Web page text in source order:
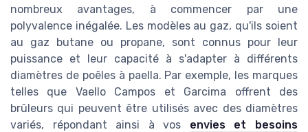
nombreux avantages, à commencer par une
polyvalence inégalée. Les modèles au gaz, qu'ils soient
au gaz butane ou propane, sont connus pour leur
puissance et leur capacité à s'adapter à différents
diamètres de poêles à paella. Par exemple, les marques
telles que Vaello Campos et Garcima offrent des
brûleurs qui peuvent être utilisés avec des diamètres
variés, répondant ainsi à vos envies et besoins